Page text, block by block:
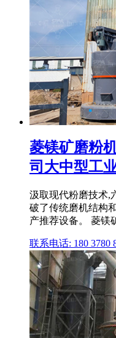
菱镁矿磨粉
司大中型工
汲取现代粉磨技术,
破了传统磨机结构
产推荐设备。 菱镁
联系电话: 180 3780